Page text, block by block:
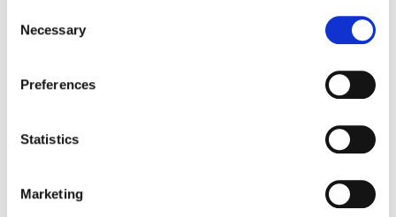
Selection
Necessary
Preferences
Statistics
Marketing
mellan klätterställningar och
Euroflex fallskyddsmatta 30